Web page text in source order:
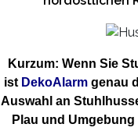
Kurzum: Wenn Sie
ist DekoAlarm genau
Auswahl an
Plau und